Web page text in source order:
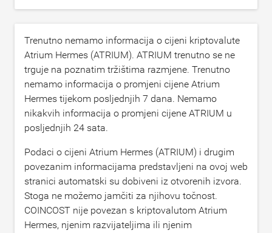
Trenutno nemamo informacija o cijeni kriptovalute
Atrium Hermes (ATRIUM). ATRIUM trenutno se ne
trguje na poznatim tržištima razmjene. Trenutno
nemamo informacija o promjeni cijene Atrium
Hermes tijekom posljednjih 7 dana. Nemamo
nikakvih informacija o promjeni cijene ATRIUM u
posljednjih 24 sata.
Podaci o cijeni Atrium Hermes (ATRIUM) i drugim
povezanim informacijama predstavljeni na ovoj web
stranici automatski su dobiveni iz otvorenih izvora.
Stoga ne možemo jamčiti za njihovu točnost.
COINCOST nije povezan s kriptovalutom Atrium
Hermes, njenim razvijateljima ili njenim